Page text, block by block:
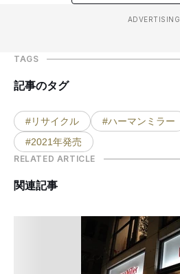
ADVERTISING
TAGS
記事のタグ
#リサイクル #ハーマンミラー
#2021年発売
RELATED ARTICLE
関連記事